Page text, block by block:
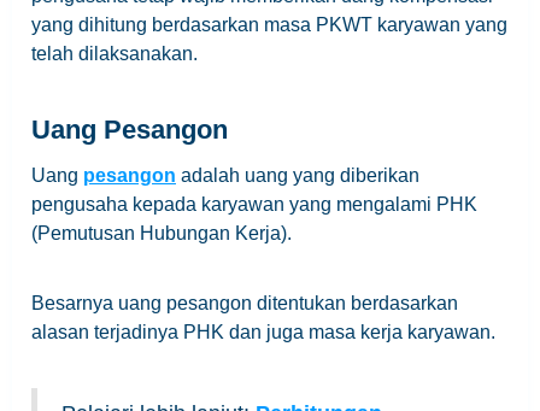
yang dihitung berdasarkan masa PKWT karyawan yang
telah dilaksanakan.
Uang Pesangon
Uang pesangon adalah uang yang diberikan
pengusaha kepada karyawan yang mengalami PHK
(Pemutusan Hubungan Kerja).
Besarnya uang pesangon ditentukan berdasarkan
alasan terjadinya PHK dan juga masa kerja karyawan.